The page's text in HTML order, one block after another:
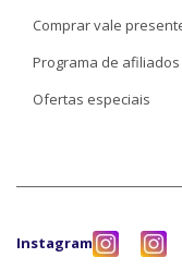
Comprar vale
Programa de afiliados
Ofertas especiais
Instagram